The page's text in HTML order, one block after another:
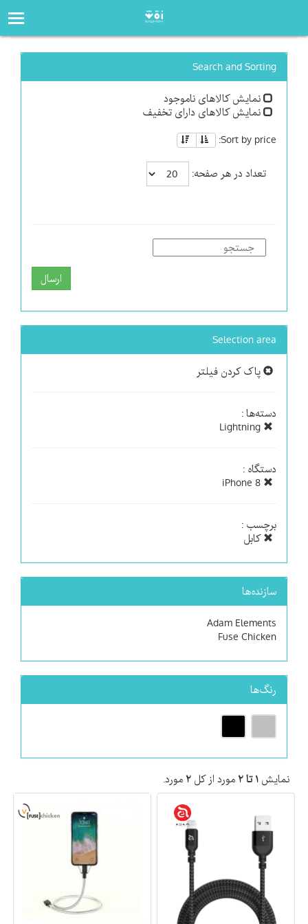
Search and Sorting
نمایش کالاهای ناموجود
نمایش کالاهای دارای تخفیف
Sort by price:
تعداد در هر صفحه:
ارسال
Selection area
پاک کردن فیلتر
دسته‌ها :
دستگاه :
برچسب :
کابل
سازنده‌ها
Adam Elements
Fuse Chicken
رنگ‌ها
نمایش ۱ تا ۲ مورد از کل ۲ مورد.